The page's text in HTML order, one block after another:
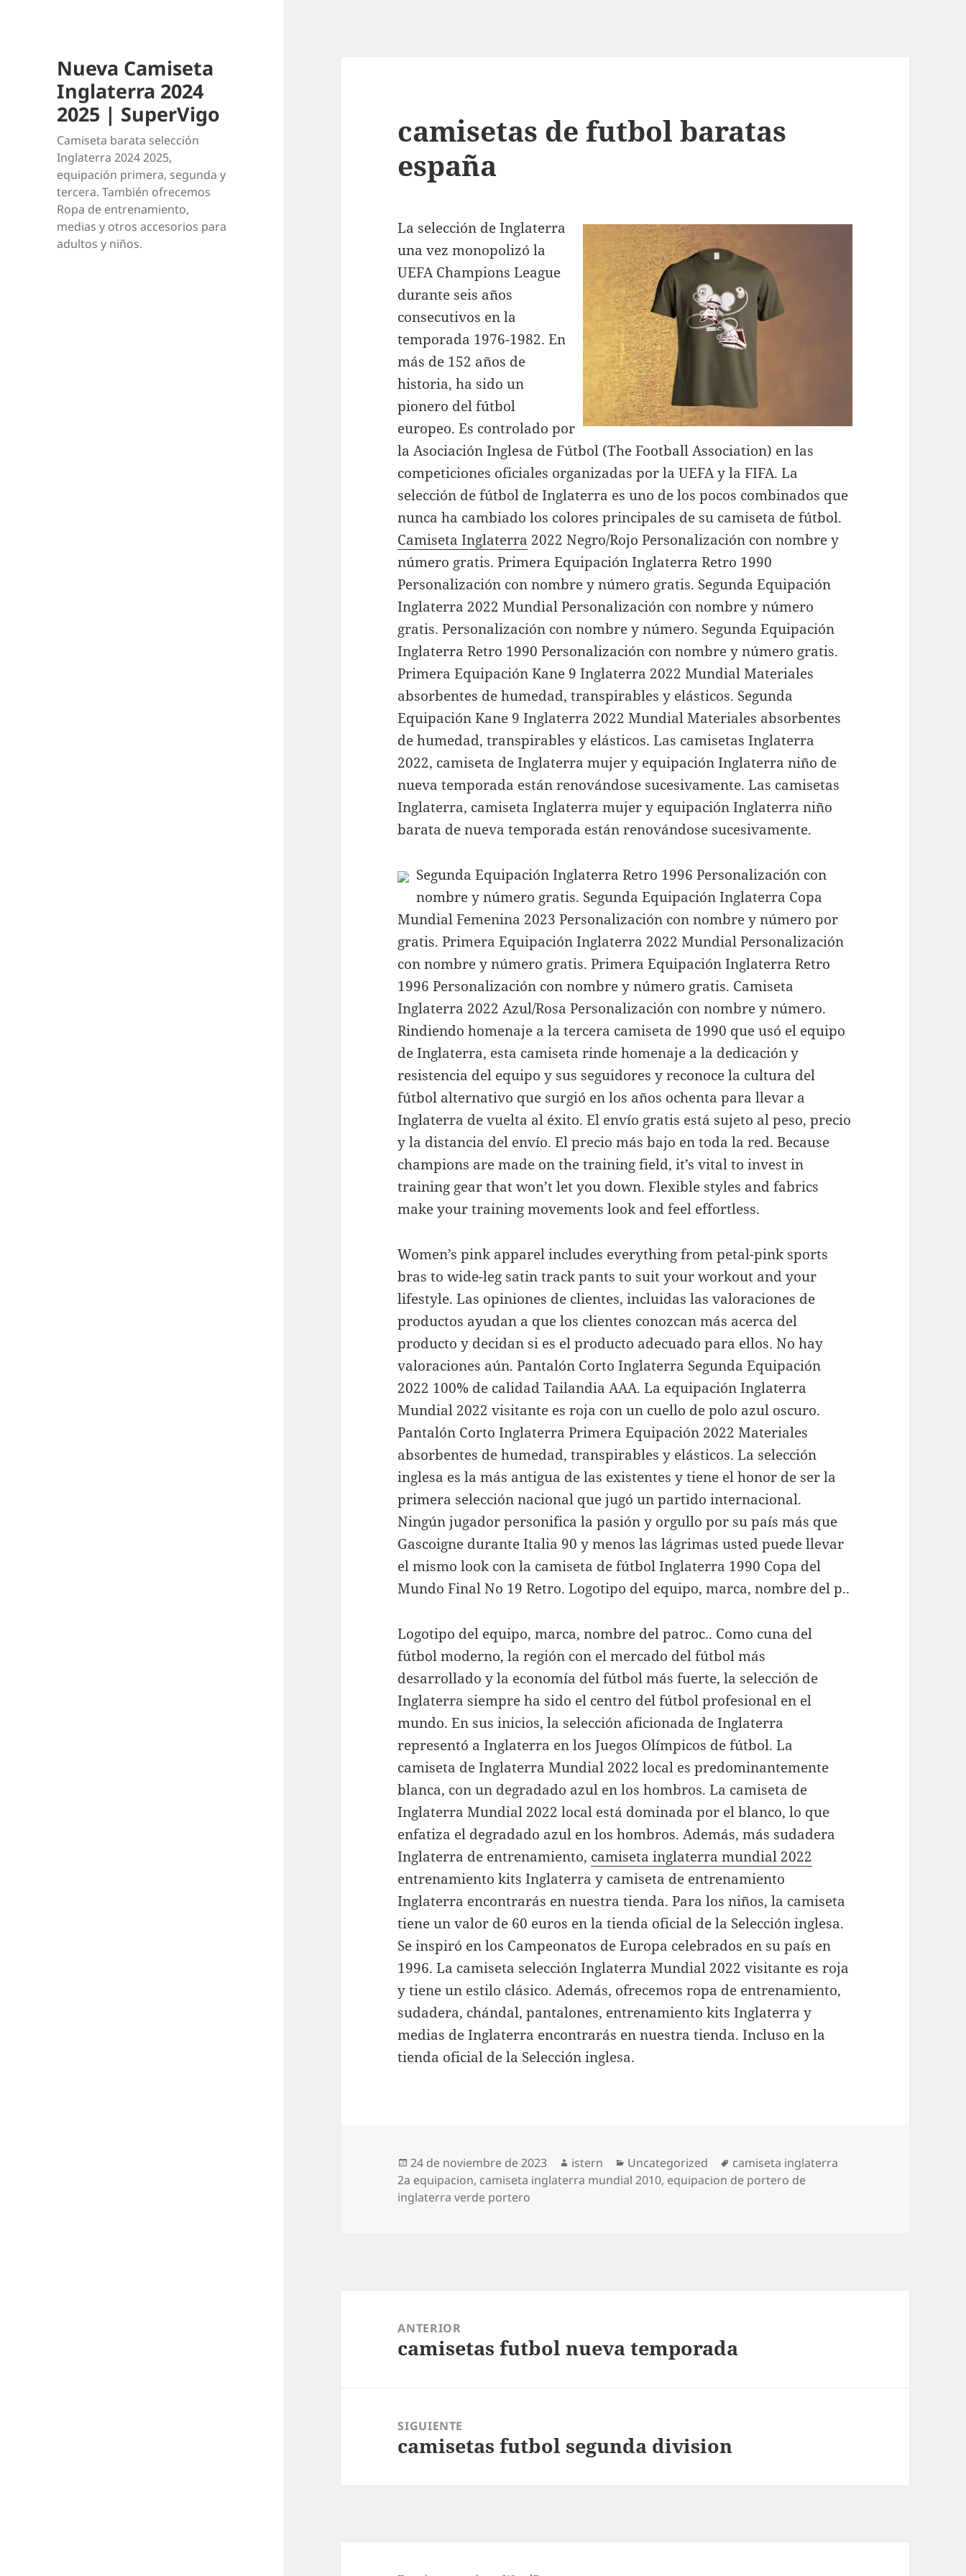
Nueva Camiseta
Inglaterra 2024
2025 | SuperVigo
Camiseta barata selección
Inglaterra 2024 2025,
equipación primera, segunda y
tercera. También ofrecemos
Ropa de entrenamiento,
medias y otros accesorios para
adultos y niños.
camisetas de futbol baratas
españa
La selección de Inglaterra
una vez monopolizó la
UEFA Champions League
durante seis años
consecutivos en la
temporada 1976-1982. En
más de 152 años de
historia, ha sido un
pionero del fútbol
europeo. Es controlado por
la Asociación Inglesa de Fútbol (The Football Association) en las
competiciones oficiales organizadas por la UEFA y la FIFA. La
selección de fútbol de Inglaterra es uno de los pocos combinados que
nunca ha cambiado los colores principales de su camiseta de fútbol.
Camiseta Inglaterra 2022 Negro/Rojo Personalización con nombre y
número gratis. Primera Equipación Inglaterra Retro 1990
Personalización con nombre y número gratis. Segunda Equipación
Inglaterra 2022 Mundial Personalización con nombre y número
gratis. Personalización con nombre y número. Segunda Equipación
Inglaterra Retro 1990 Personalización con nombre y número gratis.
Primera Equipación Kane 9 Inglaterra 2022 Mundial Materiales
absorbentes de humedad, transpirables y elásticos. Segunda
Equipación Kane 9 Inglaterra 2022 Mundial Materiales absorbentes
de humedad, transpirables y elásticos. Las camisetas Inglaterra
2022, camiseta de Inglaterra mujer y equipación Inglaterra niño de
nueva temporada están renovándose sucesivamente. Las camisetas
Inglaterra, camiseta Inglaterra mujer y equipación Inglaterra niño
barata de nueva temporada están renovándose sucesivamente.
Segunda Equipación Inglaterra Retro 1996 Personalización con
nombre y número gratis. Segunda Equipación Inglaterra Copa
Mundial Femenina 2023 Personalización con nombre y número por
gratis. Primera Equipación Inglaterra 2022 Mundial Personalización
con nombre y número gratis. Primera Equipación Inglaterra Retro
1996 Personalización con nombre y número gratis. Camiseta
Inglaterra 2022 Azul/Rosa Personalización con nombre y número.
Rindiendo homenaje a la tercera camiseta de 1990 que usó el equipo
de Inglaterra, esta camiseta rinde homenaje a la dedicación y
resistencia del equipo y sus seguidores y reconoce la cultura del
fútbol alternativo que surgió en los años ochenta para llevar a
Inglaterra de vuelta al éxito. El envío gratis está sujeto al peso, precio
y la distancia del envío. El precio más bajo en toda la red. Because
champions are made on the training field, it’s vital to invest in
training gear that won’t let you down. Flexible styles and fabrics
make your training movements look and feel effortless.
Women’s pink apparel includes everything from petal-pink sports
bras to wide-leg satin track pants to suit your workout and your
lifestyle. Las opiniones de clientes, incluidas las valoraciones de
productos ayudan a que los clientes conozcan más acerca del
producto y decidan si es el producto adecuado para ellos. No hay
valoraciones aún. Pantalón Corto Inglaterra Segunda Equipación
2022 100% de calidad Tailandia AAA. La equipación Inglaterra
Mundial 2022 visitante es roja con un cuello de polo azul oscuro.
Pantalón Corto Inglaterra Primera Equipación 2022 Materiales
absorbentes de humedad, transpirables y elásticos. La selección
inglesa es la más antigua de las existentes y tiene el honor de ser la
primera selección nacional que jugó un partido internacional.
Ningún jugador personifica la pasión y orgullo por su país más que
Gascoigne durante Italia 90 y menos las lágrimas usted puede llevar
el mismo look con la camiseta de fútbol Inglaterra 1990 Copa del
Mundo Final No 19 Retro. Logotipo del equipo, marca, nombre del p..
Logotipo del equipo, marca, nombre del patroc.. Como cuna del
fútbol moderno, la región con el mercado del fútbol más
desarrollado y la economía del fútbol más fuerte, la selección de
Inglaterra siempre ha sido el centro del fútbol profesional en el
mundo. En sus inicios, la selección aficionada de Inglaterra
representó a Inglaterra en los Juegos Olímpicos de fútbol. La
camiseta de Inglaterra Mundial 2022 local es predominantemente
blanca, con un degradado azul en los hombros. La camiseta de
Inglaterra Mundial 2022 local está dominada por el blanco, lo que
enfatiza el degradado azul en los hombros. Además, más sudadera
Inglaterra de entrenamiento, camiseta inglaterra mundial 2022
entrenamiento kits Inglaterra y camiseta de entrenamiento
Inglaterra encontrarás en nuestra tienda. Para los niños, la camiseta
tiene un valor de 60 euros en la tienda oficial de la Selección inglesa.
Se inspiró en los Campeonatos de Europa celebrados en su país en
1996. La camiseta selección Inglaterra Mundial 2022 visitante es roja
y tiene un estilo clásico. Además, ofrecemos ropa de entrenamiento,
sudadera, chándal, pantalones, entrenamiento kits Inglaterra y
medias de Inglaterra encontrarás en nuestra tienda. Incluso en la
tienda oficial de la Selección inglesa.
Publicado
el
24 de noviembre de 2023 Autor
istern Categorías
Uncategorized Etiquetas
camiseta inglaterra
2a equipacion, camiseta inglaterra mundial 2010, equipacion de portero de
inglaterra verde portero
entradas
ANTERIOR
Entrada
camisetas futbol nueva temporada
SIGUIENTE
Entrada
camisetas futbol segunda division